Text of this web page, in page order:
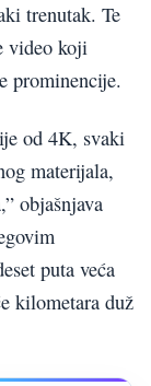
trenutak. Te
video koji
prominencije.
od 4K, svaki
materijala,
objašnjava
puta veća
kilometara duž